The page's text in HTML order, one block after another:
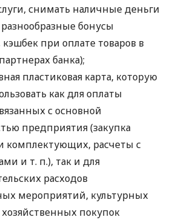
снимать наличные деньги
бонусы
при оплате товаров в
банка);
пластиковая карта, которую
как для оплаты
с основной
предприятия (закупка
комплектующих, расчеты с
и т. п.), так и для
расходов
мероприятий, культурных
покупок